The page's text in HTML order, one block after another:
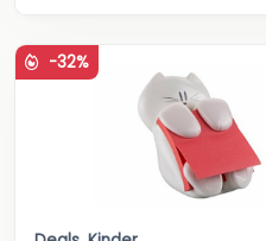
-32%